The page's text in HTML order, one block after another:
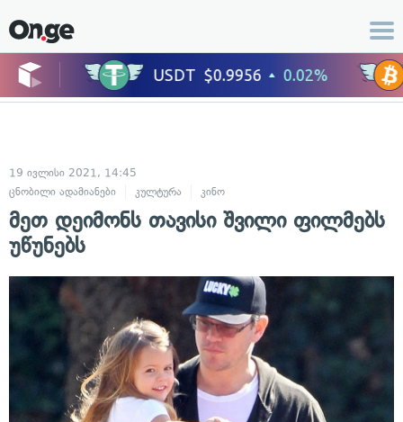
19 ივლისი 2021, 14:45
ცნობილი ადამიანები
კულტურა კინო
მეთ დეიმონს თავისი შვილი ფილმებს
უწუნებს